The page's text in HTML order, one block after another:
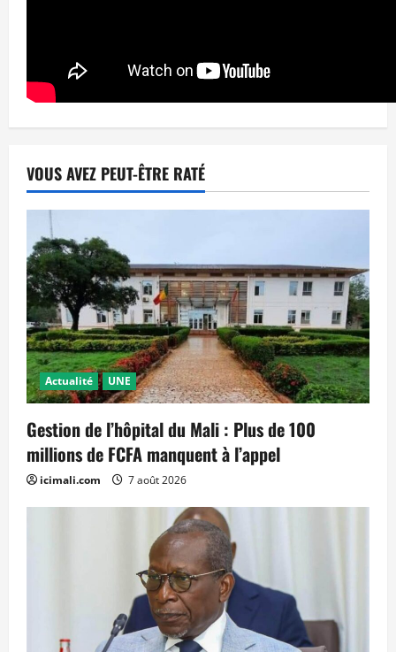
VOUS AVEZ PEUT-ÊTRE RATÉ
Actualité UNE
Gestion de l’hôpital du Mali : Plus de 100
millions de FCFA manquent à l’appel
icimali.com 7 août 2026